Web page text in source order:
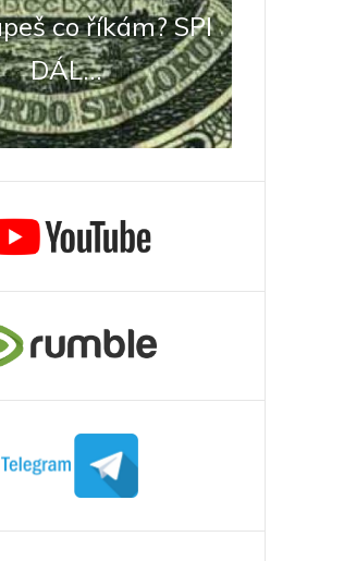
co říkám? SPI
DÁL...